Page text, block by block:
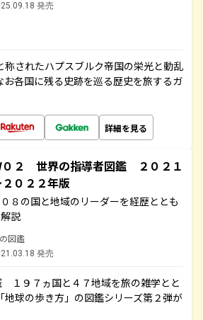
発売
称されたハプスブルク帝国の栄光と動乱
お各国に残る史跡を巡る歴史を旅するガ
詳細を見る
０２ 世界の指導者図鑑 ２０２１
０２２年版
０８の国と地域のリーダーを経歴ととも
説
図鑑
発売
１９７ヵ国と４７地域を旅の雑学とと
地球の歩き方」の図鑑シリーズ第２弾が